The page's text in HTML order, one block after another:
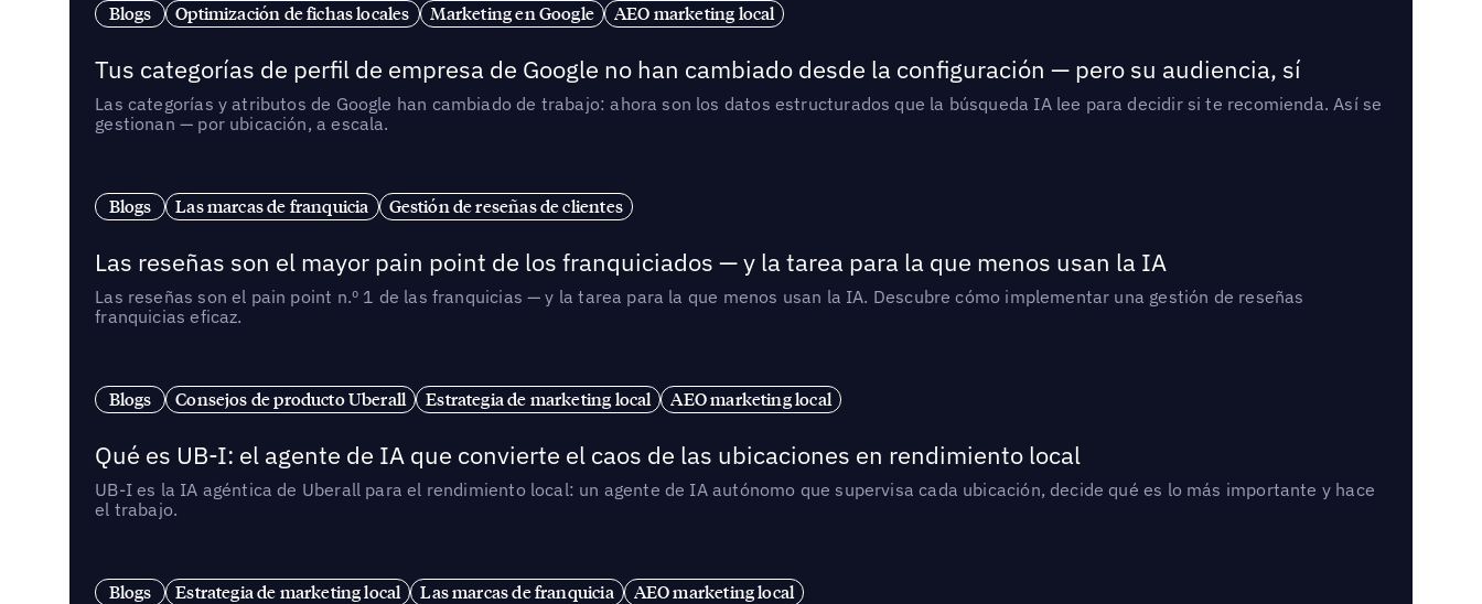
Blogs Optimización de fichas locales Marketing en Google AEO marketing local
Tus categorías de perfil de empresa de Google no han cambiado desde la configuración — pero su audiencia, sí
Las categorías y atributos de Google han cambiado de trabajo: ahora son los datos estructurados que la búsqueda IA lee para decidir si te recomienda. Así se
gestionan — por ubicación, a escala.
Blogs Las marcas de franquicia Gestión de reseñas de clientes
Las reseñas son el mayor pain point de los franquiciados — y la tarea para la que menos usan la IA
Las reseñas son el pain point n.º 1 de las franquicias — y la tarea para la que menos usan la IA. Descubre cómo implementar una gestión de reseñas
franquicias eficaz.
Blogs Consejos de producto Uberall Estrategia de marketing local AEO marketing local
Qué es UB-I: el agente de IA que convierte el caos de las ubicaciones en rendimiento local
UB-I es la IA agéntica de Uberall para el rendimiento local: un agente de IA autónomo que supervisa cada ubicación, decide qué es lo más importante y hace
el trabajo.
Blogs Estrategia de marketing local Las marcas de franquicia AEO marketing local